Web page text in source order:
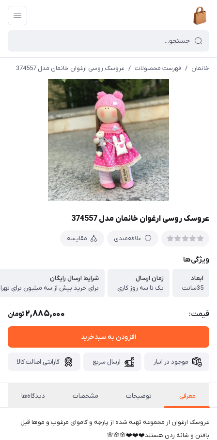
خانمان / فهرست محصولات / عروسک روسی ارغوان خانمان مدل 374557
عروسک روسی ارغوان خانمان مدل 374557
علاقه‌مندی مقایسه
ویژگی‌ها
ابعاد
35سانت
زمان ارسال
یک تا سه روز کاری
شرایط ارسال رایگان
برای خرید بیش از سه میلیون برای
قیمت: 2,885,000تومان
افزودن به سبدخرید
موجود در انبار ارسال سریع گارانتی اصالت کالا
معرفی توضیحات مشخصات دیدگاه‌ها
عروسک ارغوان ار مجموعه تهیه شده از پارچه و کاموای مرغوب و موها قبل
بافتن و شانه زدن هستند❤️❤️❤️🌸🌸🌸